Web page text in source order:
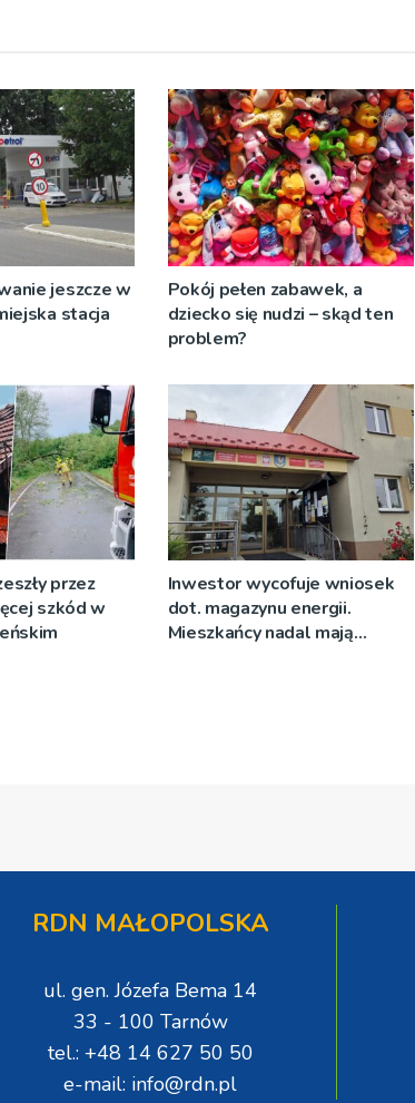
jeszcze w
stacja
Pokój pełen zabawek, a
dziecko się nudzi – skąd ten
problem?
przez
szkód w
Inwestor wycofuje wniosek
dot. magazynu energii.
Mieszkańcy nadal mają
RDN MAŁOPOLSKA
ul. gen. Józefa Bema 14
33 - 100 Tarnów
tel.: +48 14 627 50 50
e-mail: info@rdn.pl